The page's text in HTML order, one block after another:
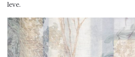
leve.